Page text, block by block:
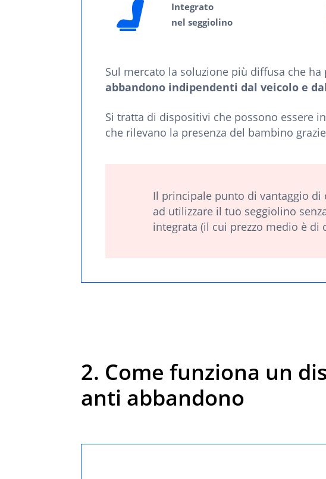
Integrato
nel seggiolino
Sul mercato la soluzione più diffusa che
abbandono indipendenti dal veicolo e
Si tratta di dispositivi che possono essere
che rilevano la presenza del bambino
Il principale punto di vantaggio
ad utilizzare il tuo seggiolino
integrata (il cui prezzo medio è di
2. Come funziona un
anti abbandono